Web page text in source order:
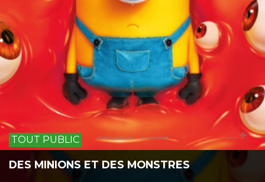
TOUT PUBLIC
DES MINIONS ET DES MONSTRES